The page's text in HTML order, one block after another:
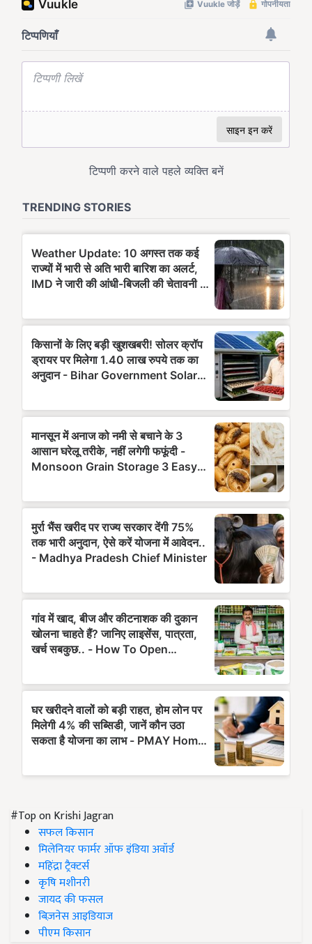
#Top on Krishi Jagran
सफल किसान
मिलेनियर फार्मर ऑफ इंडिया अवॉर्ड
महिंद्रा ट्रैक्टर्स
कृषि मशीनरी
जायद की फसल
बिज़नेस आइडियाज
पीएम किसान